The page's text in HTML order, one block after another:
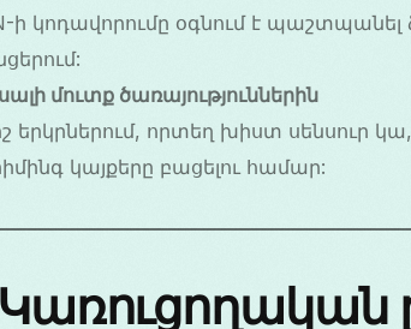
ի կոդավորումը օգնում է
մուտք ծառայություններին
երկրներում, որտեղ խիստ սենսուր
կայքերը բացելու համար: